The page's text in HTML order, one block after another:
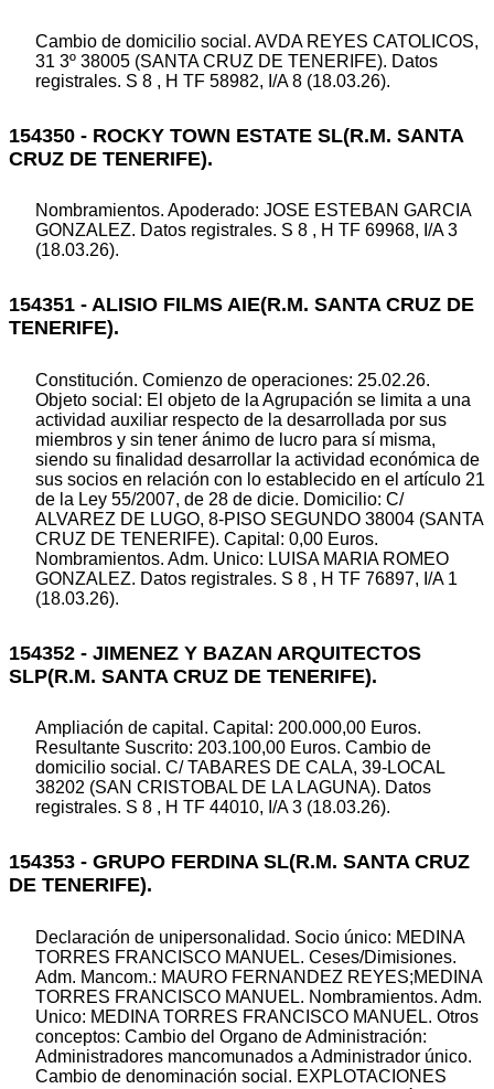
Cambio de domicilio social. AVDA REYES CATOLICOS,
31 3º 38005 (SANTA CRUZ DE TENERIFE). Datos
registrales. S 8 , H TF 58982, I/A 8 (18.03.26).
154350 - ROCKY TOWN ESTATE SL(R.M. SANTA
CRUZ DE TENERIFE).
Nombramientos. Apoderado: JOSE ESTEBAN GARCIA
GONZALEZ. Datos registrales. S 8 , H TF 69968, I/A 3
(18.03.26).
154351 - ALISIO FILMS AIE(R.M. SANTA CRUZ DE
TENERIFE).
Constitución. Comienzo de operaciones: 25.02.26.
Objeto social: El objeto de la Agrupación se limita a una
actividad auxiliar respecto de la desarrollada por sus
miembros y sin tener ánimo de lucro para sí misma,
siendo su finalidad desarrollar la actividad económica de
sus socios en relación con lo establecido en el artículo 21
de la Ley 55/2007, de 28 de dicie. Domicilio: C/
ALVAREZ DE LUGO, 8-PISO SEGUNDO 38004 (SANTA
CRUZ DE TENERIFE). Capital: 0,00 Euros.
Nombramientos. Adm. Unico: LUISA MARIA ROMEO
GONZALEZ. Datos registrales. S 8 , H TF 76897, I/A 1
(18.03.26).
154352 - JIMENEZ Y BAZAN ARQUITECTOS
SLP(R.M. SANTA CRUZ DE TENERIFE).
Ampliación de capital. Capital: 200.000,00 Euros.
Resultante Suscrito: 203.100,00 Euros. Cambio de
domicilio social. C/ TABARES DE CALA, 39-LOCAL
38202 (SAN CRISTOBAL DE LA LAGUNA). Datos
registrales. S 8 , H TF 44010, I/A 3 (18.03.26).
154353 - GRUPO FERDINA SL(R.M. SANTA CRUZ
DE TENERIFE).
Declaración de unipersonalidad. Socio único: MEDINA
TORRES FRANCISCO MANUEL. Ceses/Dimisiones.
Adm. Mancom.: MAURO FERNANDEZ REYES;MEDINA
TORRES FRANCISCO MANUEL. Nombramientos. Adm.
Unico: MEDINA TORRES FRANCISCO MANUEL. Otros
conceptos: Cambio del Organo de Administración:
Administradores mancomunados a Administrador único.
Cambio de denominación social. EXPLOTACIONES